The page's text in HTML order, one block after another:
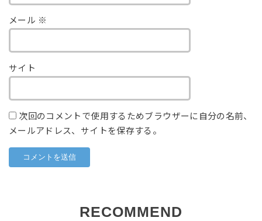
メール ※
サイト
次回のコメントで使用するためブラウザーに自分の名前、
メールアドレス、サイトを保存する。
RECOMMEND